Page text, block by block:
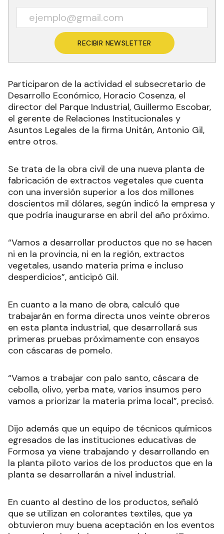
RECIBIR NEWSLETTER
Participaron de la actividad el subsecretario de
Desarrollo Económico, Horacio Cosenza, el
director del Parque Industrial, Guillermo Escobar,
el gerente de Relaciones Institucionales y
Asuntos Legales de la firma Unitán, Antonio Gil,
entre otros.
Se trata de la obra civil de una nueva planta de
fabricación de extractos vegetales que cuenta
con una inversión superior a los dos millones
doscientos mil dólares, según indicó la empresa y
que podría inaugurarse en abril del año próximo.
“Vamos a desarrollar productos que no se hacen
ni en la provincia, ni en la región, extractos
vegetales, usando materia prima e incluso
desperdicios”, anticipó Gil.
En cuanto a la mano de obra, calculó que
trabajarán en forma directa unos veinte obreros
en esta planta industrial, que desarrollará sus
primeras pruebas próximamente con ensayos
con cáscaras de pomelo.
“Vamos a trabajar con palo santo, cáscara de
cebolla, olivo, yerba mate, varios insumos pero
vamos a priorizar la materia prima local”, precisó.
Dijo además que un equipo de técnicos químicos
egresados de las instituciones educativas de
Formosa ya viene trabajando y desarrollando en
la planta piloto varios de los productos que en la
planta se desarrollarán a nivel industrial.
En cuanto al destino de los productos, señaló
que se utilizan en colorantes textiles, que ya
obtuvieron muy buena aceptación en los eventos